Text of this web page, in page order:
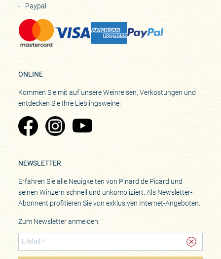
Paypal
ONLINE
Kommen Sie mit auf unsere Weinreisen, Verkostungen und
entdecken Sie Ihre Lieblingsweine:
Zu Pinard's Facebook-Seite
Zu Pinard's Instagram-Seite
Zu Pinard's YouTube-Seite
NEWSLETTER
Erfahren Sie alle Neuigkeiten von Pinard de Picard und
seinen Winzern schnell und unkompliziert. Als Newsletter-
Abonnent profitieren Sie von exklusiven Internet-Angeboten.
Zum Newsletter anmelden: